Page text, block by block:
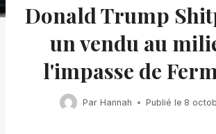
Donald Trump
un vendu au
l'impasse de
Par Hannah Publié le 8